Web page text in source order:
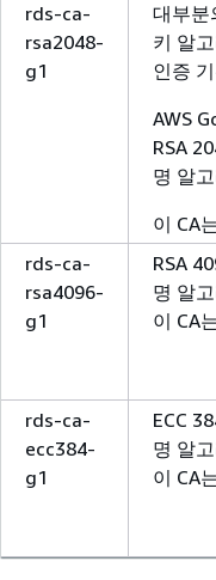
rds-ca-
rsa2048-
g1
대부분
키 알
인증
AWS
RSA
명 알
이 CA
rds-ca-
rsa4096-
g1
RSA
명 알
이 CA
rds-ca-
ecc384-
g1
ECC
명 알
이 CA